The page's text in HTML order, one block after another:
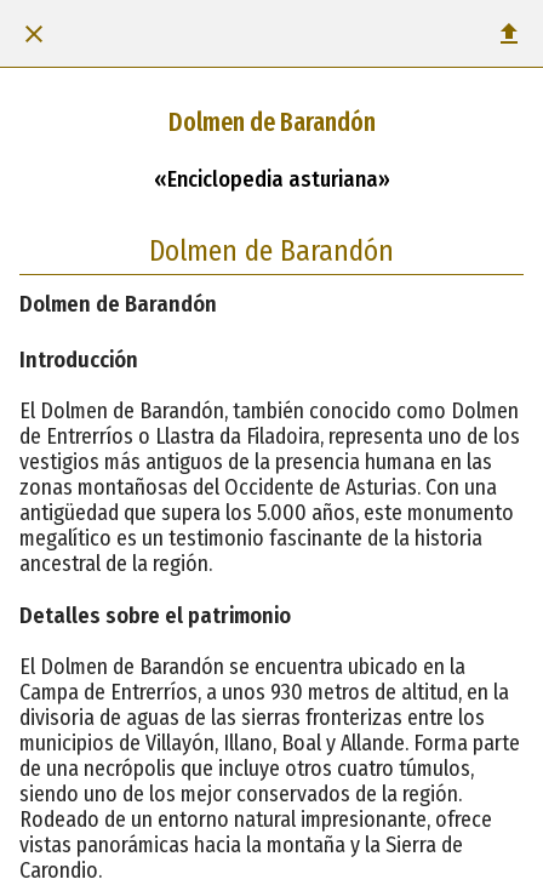
Dolmen de Barandón
«Enciclopedia asturiana»
Dolmen de Barandón
Dolmen de Barandón
Introducción
El Dolmen de Barandón, también conocido como Dolmen
de Entrerríos o Llastra da Filadoira, representa uno de los
vestigios más antiguos de la presencia humana en las
zonas montañosas del Occidente de Asturias. Con una
antigüedad que supera los 5.000 años, este monumento
megalítico es un testimonio fascinante de la historia
ancestral de la región.
Detalles sobre el patrimonio
El Dolmen de Barandón se encuentra ubicado en la
Campa de Entrerríos, a unos 930 metros de altitud, en la
divisoria de aguas de las sierras fronterizas entre los
municipios de Villayón, Illano, Boal y Allande. Forma parte
de una necrópolis que incluye otros cuatro túmulos,
siendo uno de los mejor conservados de la región.
Rodeado de un entorno natural impresionante, ofrece
vistas panorámicas hacia la montaña y la Sierra de
Carondio.